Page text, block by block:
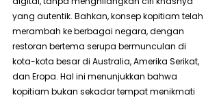
yang autentik. Bahkan, konsep kopitiam telah
merambah ke berbagai negara, dengan
restoran bertema serupa bermunculan di
kota-kota besar di Australia, Amerika Serikat,
dan Eropa. Hal ini menunjukkan bahwa
kopitiam bukan sekadar tempat menikmati